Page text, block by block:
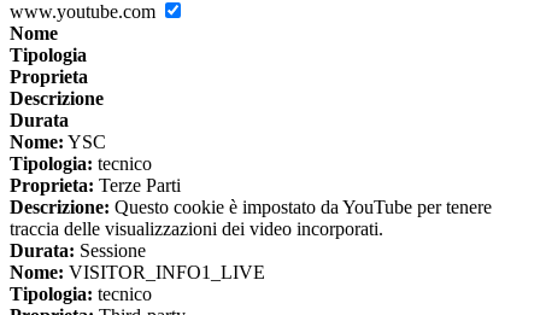
www.youtube.com
Nome
Tipologia
Proprieta
Descrizione
Durata
Nome: YSC
Tipologia: tecnico
Proprieta: Terze Parti
Descrizione: Questo cookie è impostato da YouTube per tenere
traccia delle visualizzazioni dei video incorporati.
Durata: Sessione
Nome: VISITOR_INFO1_LIVE
Tipologia: tecnico